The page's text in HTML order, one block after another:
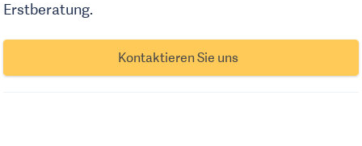
Erstberatung.
Kontaktieren Sie uns